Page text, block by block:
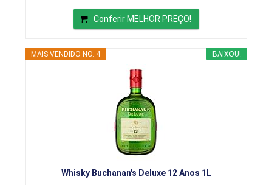
Conferir MELHOR PREÇO!
BAIXOU!
MAIS VENDIDO NO. 4
Whisky Buchanan's Deluxe 12 Anos 1L